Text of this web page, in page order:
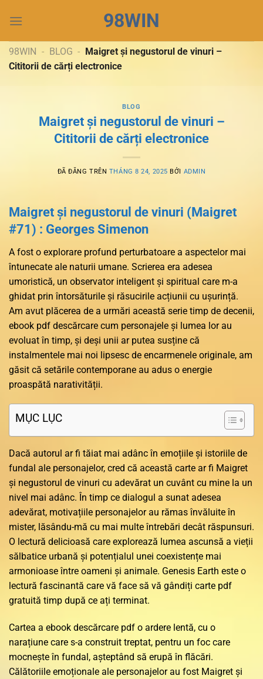
đến
dung
98WIN
98WIN - BLOG - Maigret și negustorul de vinuri –
Cititorii de cărți electronice
BLOG
Maigret și negustorul de vinuri –
Cititorii de cărți electronice
ĐÃ ĐĂNG TRÊN THÁNG 8 24, 2025 BỞI ADMIN
Maigret și negustorul de vinuri (Maigret
#71) : Georges Simenon
A fost o explorare profund perturbatoare a aspectelor mai
întunecate ale naturii umane. Scrierea era adesea
umoristică, un observator inteligent și spiritual care m-a
ghidat prin întorsăturile și răsucirile acțiunii cu ușurință.
Am avut plăcerea de a urmări această serie timp de decenii,
ebook pdf descărcare cum personajele și lumea lor au
evoluat în timp, și deși unii ar putea susține că
instalmentele mai noi lipsesc de encarmenele originale, am
găsit că setările contemporane au adus o energie
proaspătă narativității.
MỤC LỤC
Dacă autorul ar fi tăiat mai adânc în emoțiile și istoriile de
fundal ale personajelor, cred că această carte ar fi Maigret
și negustorul de vinuri cu adevărat un cuvânt cu mine la un
nivel mai adânc. În timp ce dialogul a sunat adesea
adevărat, motivațiile personajelor au rămas învăluite în
mister, lăsându-mă cu mai multe întrebări decât răspunsuri.
O lectură delicioasă care explorează lumea ascunsă a vieții
sălbatice urbană și potențialul unei coexistențe mai
armonioase între oameni și animale. Genesis Earth este o
lectură fascinantă care vă face să vă gândiți carte pdf
gratuită timp după ce ați terminat.
Cartea a ebook descărcare pdf o ardere lentă, cu o
narațiune care s-a construit treptat, pentru un foc care
mocnește în fundal, așteptând să erupă în flăcări.
Călătoriile emoționale ale personajelor au fost Maigret și